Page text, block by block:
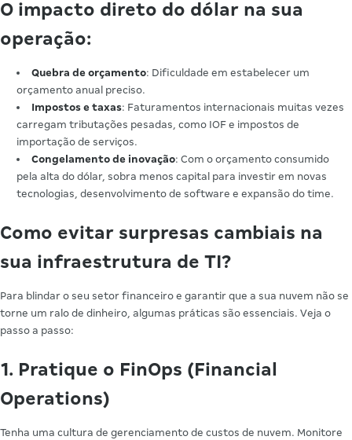
O impacto direto do dólar na sua
operação:
Quebra de orçamento: Dificuldade em estabelecer um
orçamento anual preciso.
Impostos e taxas: Faturamentos internacionais muitas vezes
carregam tributações pesadas, como IOF e impostos de
importação de serviços.
Congelamento de inovação: Com o orçamento consumido
pela alta do dólar, sobra menos capital para investir em novas
tecnologias, desenvolvimento de software e expansão do time.
Como evitar surpresas cambiais na
sua infraestrutura de TI?
Para blindar o seu setor financeiro e garantir que a sua nuvem não se
torne um ralo de dinheiro, algumas práticas são essenciais. Veja o
passo a passo:
1. Pratique o FinOps (Financial
Operations)
Tenha uma cultura de gerenciamento de custos de nuvem. Monitore